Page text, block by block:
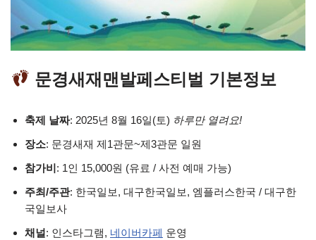
문경새재맨발페스티벌 기본정보
축제 날짜: 2025년 8월 16일(토) 하루만 열려요!
장소: 문경새재 제1관문~제3관문 일원
참가비: 1인 15,000원 (유료 / 사전 예매 가능)
주최/주관: 한국일보, 대구한국일보, 엠플러스한국 / 대구한
국일보사
채널: 인스타그램, 네이버카페 운영